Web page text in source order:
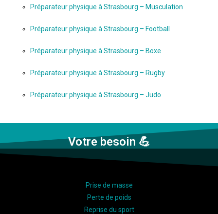
Préparateur physique à Strasbourg – Musculation
Préparateur physique à Strasbourg – Football
Préparateur physique à Strasbourg – Boxe
Préparateur physique à Strasbourg – Rugby
Préparateur physique à Strasbourg – Judo
Votre besoin 💪
Prise de masse
Perte de poids
Reprise du sport